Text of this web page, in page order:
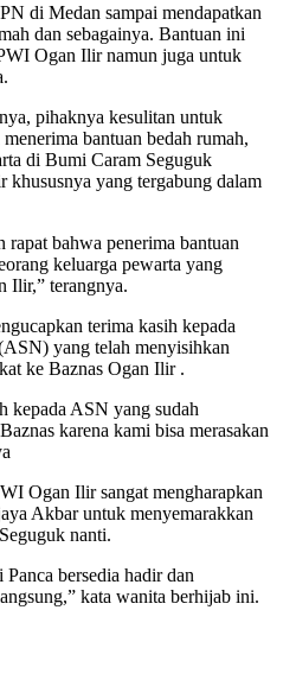
di Medan sampai mendapatkan
dan sebagainya. Bantuan ini
Ogan Ilir namun juga untuk
pihaknya kesulitan untuk
bantuan bedah rumah,
di Bumi Caram Seguguk
yang tergabung dalam
rapat bahwa penerima bantuan
keluarga pewarta yang
Ilir,” terangnya.
terima kasih kepada
yang telah menyisihkan
ke Baznas Ogan Ilir .
kepada ASN yang sudah
karena kami bisa merasakan
Ogan Ilir sangat mengharapkan
Akbar untuk menyemarakkan
nanti.
bersedia hadir dan
kata wanita berhijab ini.